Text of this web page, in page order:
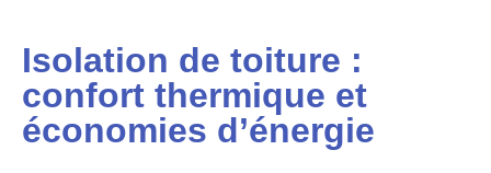
Isolation de toiture :
confort thermique et
économies d’énergie